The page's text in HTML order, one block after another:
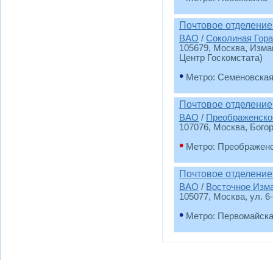
Почтовое
ВАО / Соколиная Гора
105679, Москва,
Центр Госкомстата)
• Метро: Семеновская
Почтовое
ВАО /
107076, Москва,
• Метро:
Почтовое
ВАО / Восточное
105077, Москва, ул.
• Метро: